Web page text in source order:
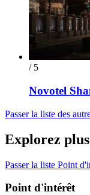
/ 5
Novotel
Passer la liste des
Explorez
Passer la liste Point
Point d'intérêt